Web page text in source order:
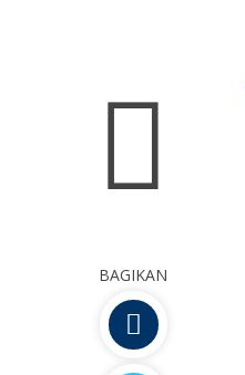
BAGIKAN